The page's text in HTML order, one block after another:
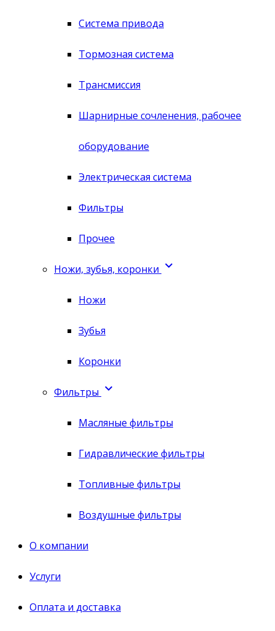
Система привода
Тормозная система
Трансмиссия
Шарнирные сочленения, рабочее
оборудование
Электрическая система
Фильтры
Прочее
Ножи, зубья, коронки 
Ножи
Зубья
Коронки
Фильтры 
Масляные фильтры
Гидравлические фильтры
Топливные фильтры
Воздушные фильтры
О компании
Услуги
Оплата и доставка